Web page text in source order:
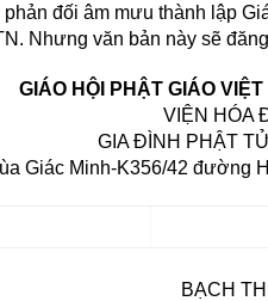
đối âm mưu thành lập
Nhưng văn bản này sẽ
GIÁO HỘI PHẬT GIÁO
VIỆN HÓA
GIA ĐÌNH PHẬT
Giác Minh-K356/42 đường
BẠCH